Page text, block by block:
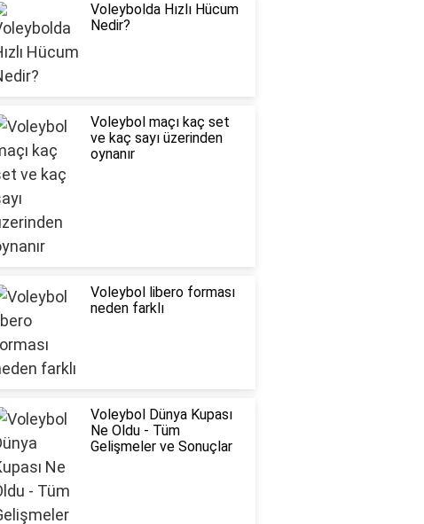
Voleybolda Hızlı Hücum
Nedir?
Voleybol maçı kaç set
ve kaç sayı üzerinden
oynanır
Voleybol libero forması
neden farklı
Voleybol Dünya Kupası
Ne Oldu - Tüm
Gelişmeler ve Sonuçlar